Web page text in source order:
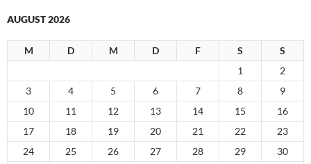
AUGUST 2026
M D M D F S
S
1
2
3
4 5 6 7 8
9
10
11 12 13 14 15
16
17
18 19 20 21 22
23
24
25 26 27 28 29
30